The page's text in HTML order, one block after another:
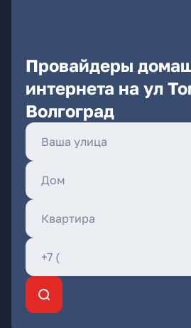
Провайдеры
интернета на ул
Волгоград